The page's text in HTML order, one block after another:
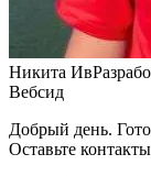
Никита Ив
Вебсид
Добрый день.
Оставьте